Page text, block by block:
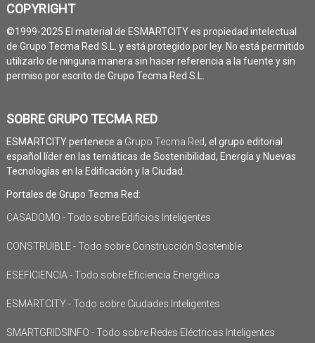
COPYRIGHT
©1999-2025 El material de ESMARTCITY es propiedad intelectual
de Grupo Tecma Red S.L. y está protegido por ley. No está permitido
utilizarlo de ninguna manera sin hacer referencia a la fuente y sin
permiso por escrito de Grupo Tecma Red S.L.
SOBRE GRUPO TECMA RED
ESMARTCITY pertenece a Grupo Tecma Red, el grupo editorial
español líder en las temáticas de Sostenibilidad, Energía y Nuevas
Tecnologías en la Edificación y la Ciudad.
Portales de Grupo Tecma Red:
CASADOMO - Todo sobre Edificios Inteligentes
CONSTRUIBLE - Todo sobre Construcción Sostenible
ESEFICIENCIA - Todo sobre Eficiencia Energética
ESMARTCITY - Todo sobre Ciudades Inteligentes
SMARTGRIDSINFO - Todo sobre Redes Eléctricas Inteligentes